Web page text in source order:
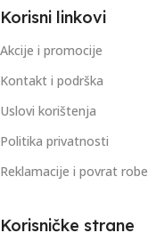
Korisni linkovi
Akcije i promocije
Kontakt i podrška
Uslovi korištenja
Politika privatnosti
Reklamacije i povrat robe
Korisničke strane